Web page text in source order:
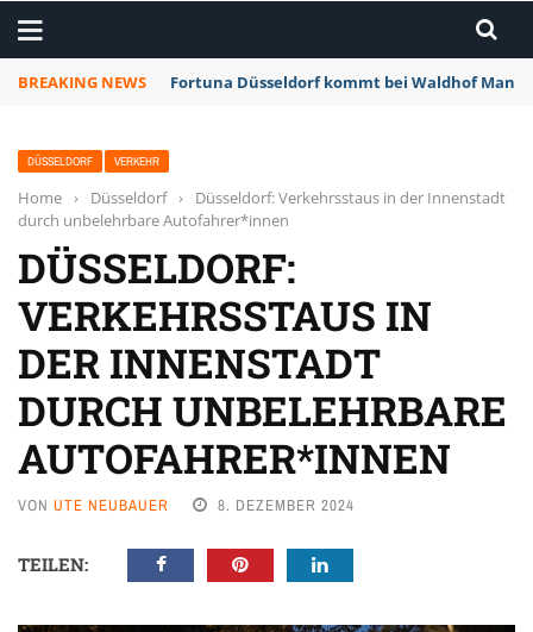
BREAKING NEWS Fortuna Düsseldorf kommt bei Waldhof
DÜSSELDORF VERKEHR
Home › Düsseldorf ›
Düsseldorf: Verkehrsstaus in der Innenstadt
durch unbelehrbare Autofahrer*innen
DÜSSELDORF:
VERKEHRSSTAUS IN
DER INNENSTADT
DURCH UNBELEHRBARE
AUTOFAHRER*INNEN
VON UTE NEUBAUER 8. DEZEMBER 2024
TEILEN: